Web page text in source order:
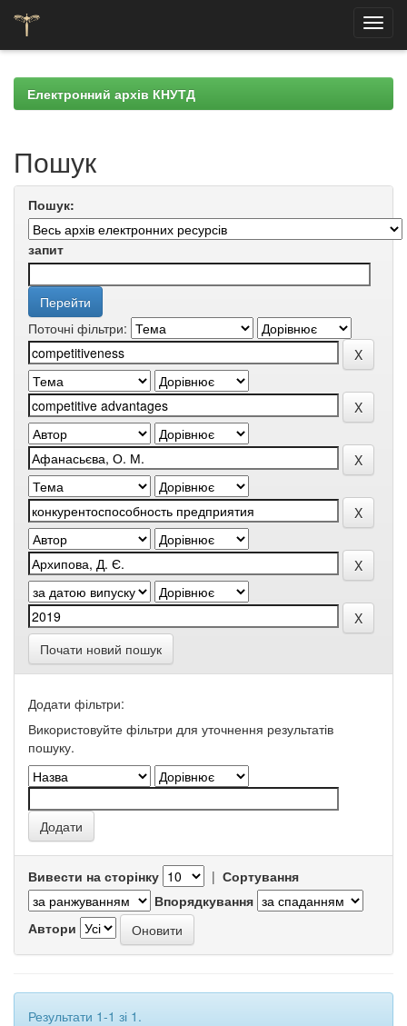
navigationЕлектронний архів КНУТД
Пошук
Пошук:
запит
Поточні фільтри:
Почати новий пошук
Додати фільтри:
Використовуйте фільтри для уточнення результатів
пошуку.
Вивести на сторінку | Сортування
Впорядкування
Автори
Результати 1-1 зі 1.